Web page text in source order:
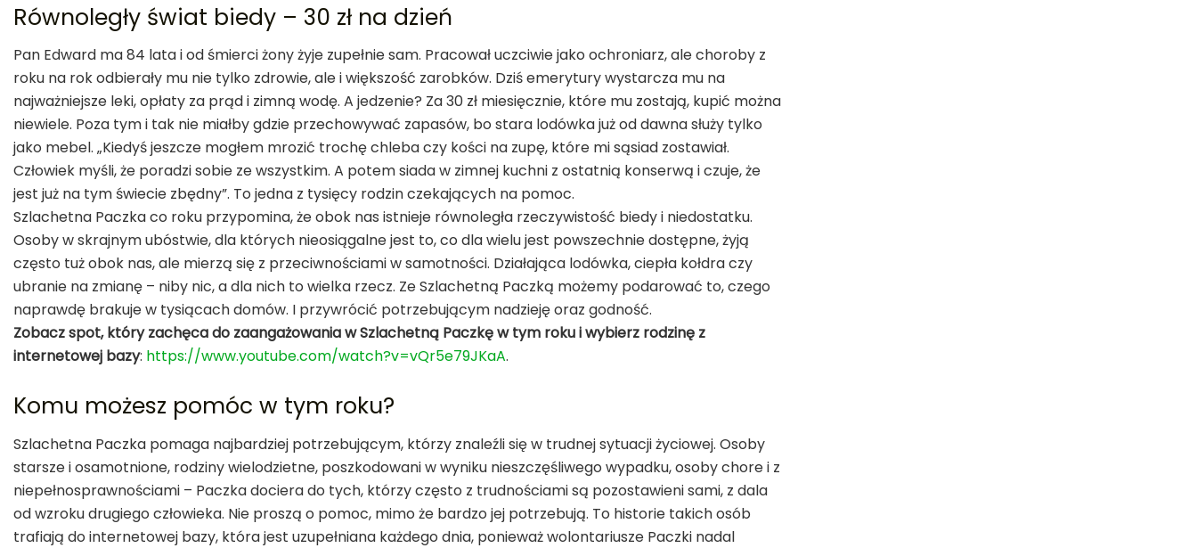
Równoległy świat biedy – 30 zł na dzień
Pan Edward ma 84 lata i od śmierci żony żyje zupełnie sam. Pracował uczciwie jako ochroniarz, ale choroby z
roku na rok odbierały mu nie tylko zdrowie, ale i większość zarobków. Dziś emerytury wystarcza mu na
najważniejsze leki, opłaty za prąd i zimną wodę. A jedzenie? Za 30 zł miesięcznie, które mu zostają, kupić można
niewiele. Poza tym i tak nie miałby gdzie przechowywać zapasów, bo stara lodówka już od dawna służy tylko
jako mebel. „Kiedyś jeszcze mogłem mrozić trochę chleba czy kości na zupę, które mi sąsiad zostawiał.
Człowiek myśli, że poradzi sobie ze wszystkim. A potem siada w zimnej kuchni z ostatnią konserwą i czuje, że
jest już na tym świecie zbędny”. To jedna z tysięcy rodzin czekających na pomoc.
Szlachetna Paczka co roku przypomina, że obok nas istnieje równoległa rzeczywistość biedy i niedostatku.
Osoby w skrajnym ubóstwie, dla których nieosiągalne jest to, co dla wielu jest powszechnie dostępne, żyją
często tuż obok nas, ale mierzą się z przeciwnościami w samotności. Działająca lodówka, ciepła kołdra czy
ubranie na zmianę – niby nic, a dla nich to wielka rzecz. Ze Szlachetną Paczką możemy podarować to, czego
naprawdę brakuje w tysiącach domów. I przywrócić potrzebującym nadzieję oraz godność.
Zobacz spot, który zachęca do zaangażowania w Szlachetną Paczkę w tym roku i wybierz rodzinę z
internetowej bazy: https://www.youtube.com/watch?v=vQr5e79JKaA.
Komu możesz pomóc w tym roku?
Szlachetna Paczka pomaga najbardziej potrzebującym, którzy znaleźli się w trudnej sytuacji życiowej. Osoby
starsze i osamotnione, rodziny wielodzietne, poszkodowani w wyniku nieszczęśliwego wypadku, osoby chore i z
niepełnosprawnościami – Paczka dociera do tych, którzy często z trudnościami są pozostawieni sami, z dala
od wzroku drugiego człowieka. Nie proszą o pomoc, mimo że bardzo jej potrzebują. To historie takich osób
trafiają do internetowej bazy, która jest uzupełniana każdego dnia, ponieważ wolontariusze Paczki nadal